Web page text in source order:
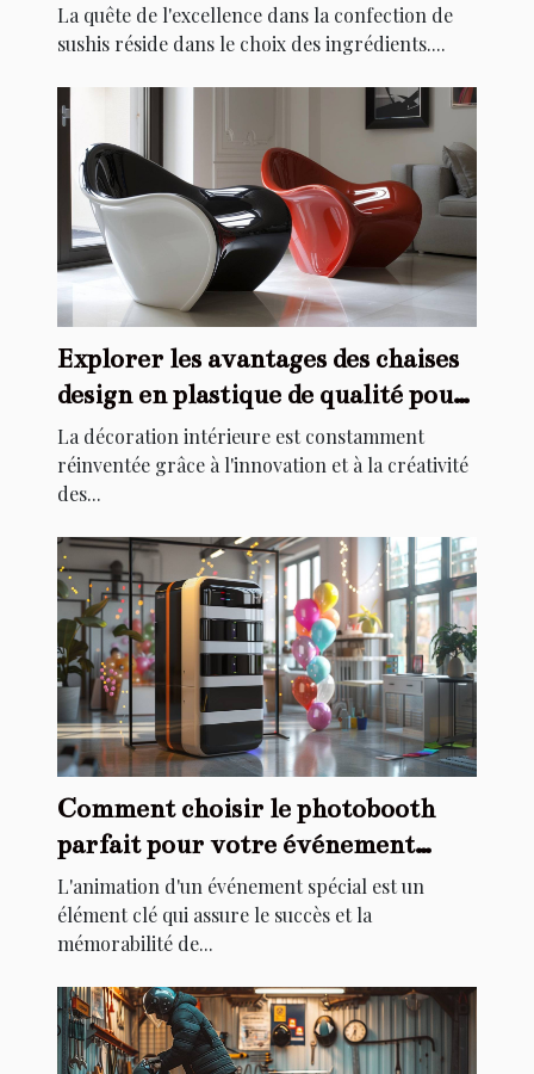
La quête de l'excellence dans la confection de
sushis réside dans le choix des ingrédients....
Explorer les avantages des chaises
design en plastique de qualité pour
la décoration intérieure
La décoration intérieure est constamment
réinventée grâce à l'innovation et à la créativité
des...
Comment choisir le photobooth
parfait pour votre événement
spécial
L'animation d'un événement spécial est un
élément clé qui assure le succès et la
mémorabilité de...